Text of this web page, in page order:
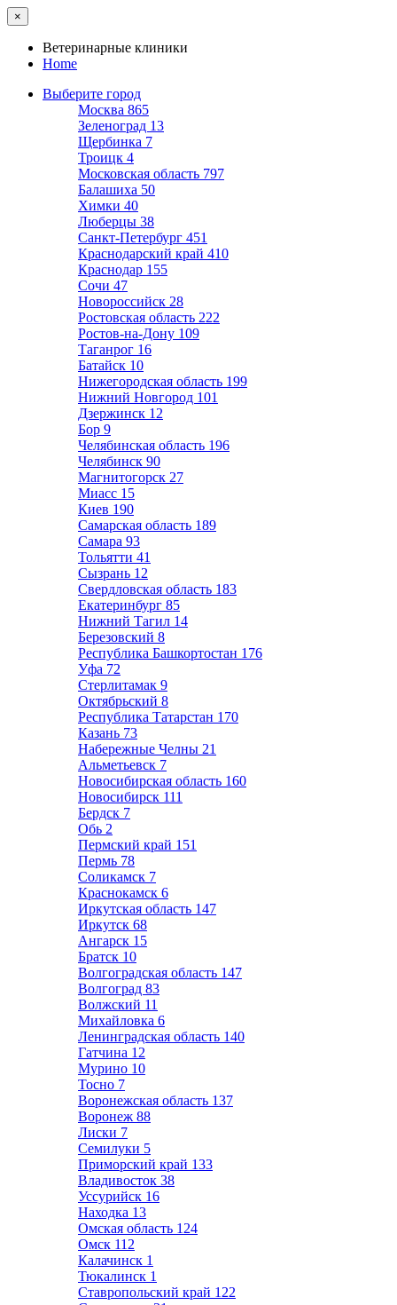
×
Ветеринарные клиники
Home
Выберите город
Москва 865
Зеленоград 13
Щербинка 7
Троицк 4
Московская область 797
Балашиха 50
Химки 40
Люберцы 38
Санкт-Петербург 451
Краснодарский край 410
Краснодар 155
Сочи 47
Новороссийск 28
Ростовская область 222
Ростов-на-Дону 109
Таганрог 16
Батайск 10
Нижегородская область 199
Нижний Новгород 101
Дзержинск 12
Бор 9
Челябинская область 196
Челябинск 90
Магнитогорск 27
Миасс 15
Киев 190
Самарская область 189
Самара 93
Тольятти 41
Сызрань 12
Свердловская область 183
Екатеринбург 85
Нижний Тагил 14
Березовский 8
Республика Башкортостан 176
Уфа 72
Стерлитамак 9
Октябрьский 8
Республика Татарстан 170
Казань 73
Набережные Челны 21
Альметьевск 7
Новосибирская область 160
Новосибирск 111
Бердск 7
Обь 2
Пермский край 151
Пермь 78
Соликамск 7
Краснокамск 6
Иркутская область 147
Иркутск 68
Ангарск 15
Братск 10
Волгоградская область 147
Волгоград 83
Волжский 11
Михайловка 6
Ленинградская область 140
Гатчина 12
Мурино 10
Тосно 7
Воронежская область 137
Воронеж 88
Лиски 7
Семилуки 5
Приморский край 133
Владивосток 38
Уссурийск 16
Находка 13
Омская область 124
Омск 112
Калачинск 1
Тюкалинск 1
Ставропольский край 122